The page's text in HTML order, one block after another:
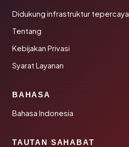
Didukung infrastruktur tepercaya
Tentang
Kebijakan Privasi
Syarat Layanan
BAHASA
Bahasa Indonesia
TAUTAN SAHABAT